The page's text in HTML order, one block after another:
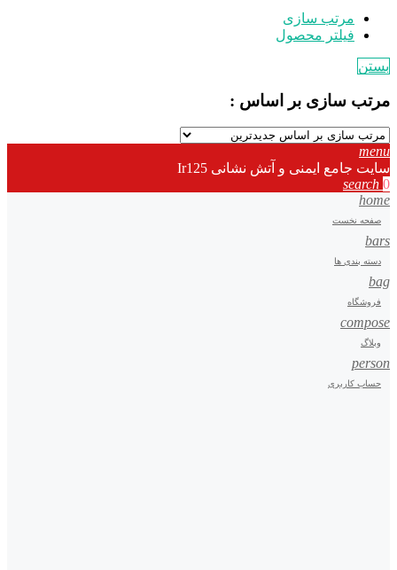
مرتب سازی
فیلتر محصول
بستن
مرتب سازی بر اساس :
menu
سایت جامع ایمنی و آتش نشانی Ir125
search 0
home
صفحه نخست
bars
دسته بندی ها
bag
فروشگاه
compose
وبلاگ
person
حساب کاربری